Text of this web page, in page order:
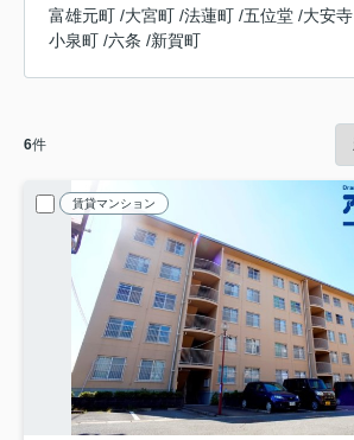
富雄元町 /大宮町 /法蓮町 /五位堂 /大安寺
小泉町 /六条 /新賀町
6件
賃貸マンション